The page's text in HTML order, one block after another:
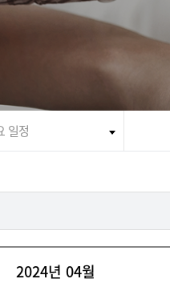
일정
2024년 04월